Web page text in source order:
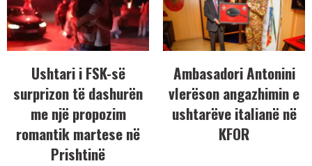
Ushtari i FSK-së
surprizon të dashurën
me një propozim
romantik martese në
Prishtinë
Ambasadori Antonini
vlerëson angazhimin e
ushtarëve italianë në
KFOR